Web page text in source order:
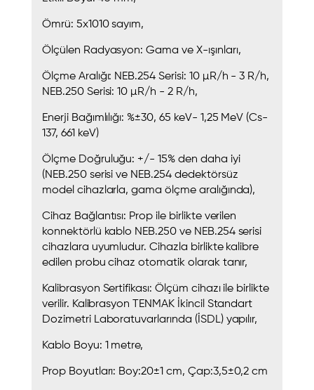
Ömrü: 5x1010 sayım,
Ölçülen Radyasyon: Gama ve X-ışınları,
Ölçme Aralığı: NEB.254 Serisi: 10 µR/h - 3 R/h,
NEB.250 Serisi: 10 µR/h - 2 R/h,
Enerji Bağımlılığı: %±30, 65 keV- 1,25 MeV (Cs-
137, 661 keV)
Ölçme Doğruluğu: +/- 15% den daha iyi
(NEB.250 serisi ve NEB.254 dedektörsüz
model cihazlarla, gama ölçme aralığında),
Cihaz Bağlantısı: Prop ile birlikte verilen
konnektörlü kablo NEB.250 ve NEB.254 serisi
cihazlara uyumludur. Cihazla birlikte kalibre
edilen probu cihaz otomatik olarak tanır,
Kalibrasyon Sertifikası: Ölçüm cihazı ile birlikte
verilir. Kalibrasyon TENMAK İkincil Standart
Dozimetri Laboratuvarlarında (İSDL) yapılır,
Kablo Boyu: 1 metre,
Prop Boyutları: Boy:20±1 cm, Çap:3,5±0,2 cm